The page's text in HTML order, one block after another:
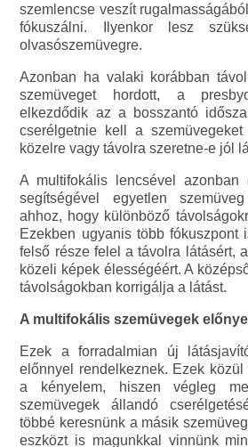
szemlencse veszít
fókuszálni. Ilyenkor lesz
olvasószemüvegre.
Azonban ha valaki korábban
szemüveget hordott, a
elkezdődik az a bosszantó
cserélgetnie kell a
közelre vagy távolra szeretne-e jól
A multifokális lencsével azonban
segítségével egyetlen
ahhoz, hogy különböző
Ezekben ugyanis több fókuszpont
felső része felel a távolra látásért,
közeli képek élességéért. A
távolságokban korrigálja a látást.
A multifokális szemüvegek
Ezek a forradalmian új
előnnyel rendelkeznek. Ezek
a kényelem, hiszen végleg
szemüvegek állandó
többé keresnünk a másik
eszközt is magunkkal vinnünk